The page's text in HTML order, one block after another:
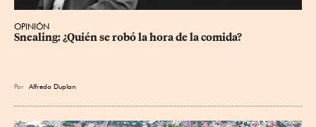
OPINIÓN
Snealing: ¿Quién se robó la hora de la comida?
Por Alfredo Duplan